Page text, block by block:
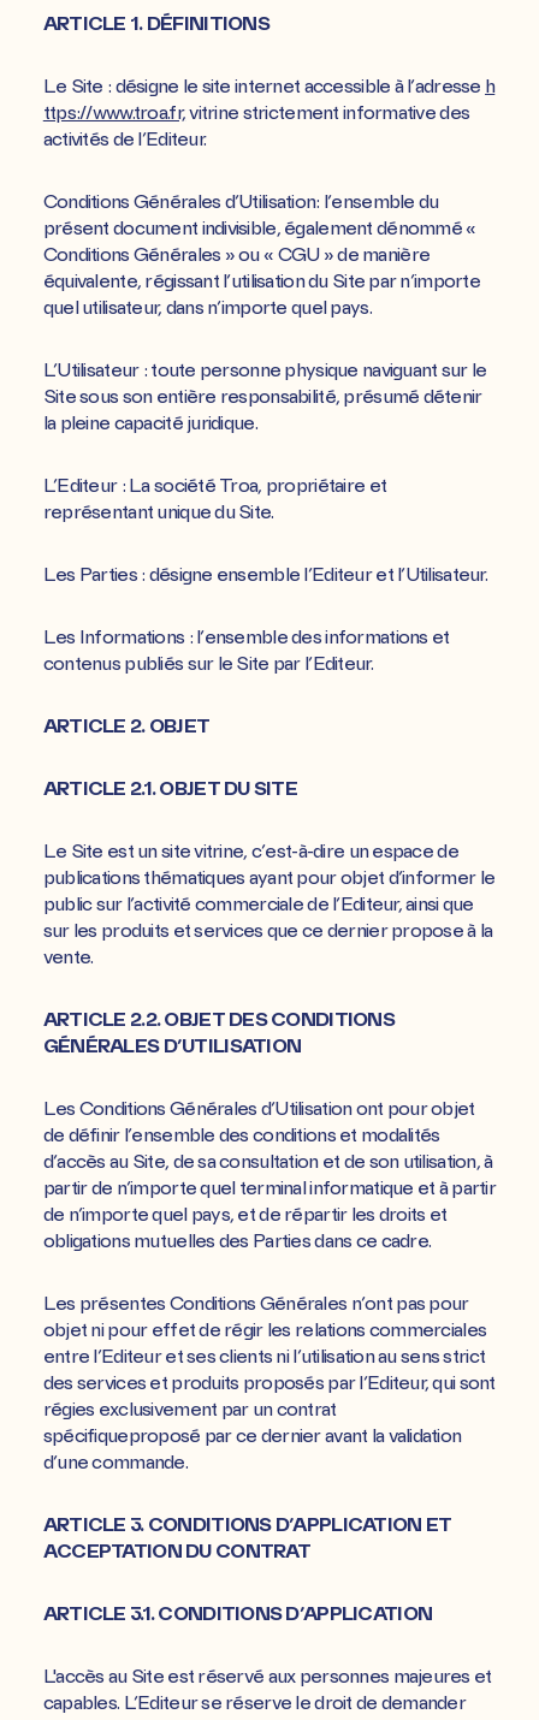
ARTICLE 1. DÉFINITIONS
Le Site : désigne le site internet accessible à l’adresse h
ttps://www.troa.fr,vitrine strictement informative des
activités de l’Editeur.
Conditions Générales d’Utilisation: l’ensemble du
présent document indivisible, également dénommé «
Conditions Générales » ou « CGU » de manière
équivalente, régissant l’utilisation du Site par n’importe
quel utilisateur, dans n’importe quel pays.
L’Utilisateur : toute personne physique naviguant sur le
Site sous son entière responsabilité, présumé détenir
la pleine capacité juridique.
L’Editeur : La société Troa, propriétaire et
représentant unique du Site.
Les Parties : désigne ensemble l’Editeur et l’Utilisateur.
Les Informations : l’ensemble des informations et
contenus publiés sur le Site par l’Editeur.
ARTICLE 2. OBJET
ARTICLE 2.1. OBJET DU SITE
Le Site est un site vitrine, c’est-à-dire un espace de
publications thématiques ayant pour objet d’informer le
public sur l’activité commerciale de l’Editeur, ainsi que
sur les produits et services que ce dernier propose à la
vente.
ARTICLE 2.2. OBJET DES CONDITIONS
GÉNÉRALES D’UTILISATION
Les Conditions Générales d’Utilisation ont pour objet
de définir l’ensemble des conditions et modalités
d’accès au Site, de sa consultation et de son utilisation, à
partir de n’importe quel terminal informatique et à partir
de n’importe quel pays, et de répartir les droits et
obligations mutuelles des Parties dans ce cadre.
Les présentes Conditions Générales n’ont pas pour
objet ni pour effet de régir les relations commerciales
entre l’Editeur et ses clients ni l’utilisation au sens strict
des services et produits proposés par l’Editeur, qui sont
régies exclusivement par un contrat
spécifiqueproposé par ce dernier avant la validation
d’une commande.
ARTICLE 3. CONDITIONS D’APPLICATION ET
ACCEPTATION DU CONTRAT
ARTICLE 3.1. CONDITIONS D’APPLICATION
L'accès au Site est réservé aux personnes majeures et
capables. L’Editeur se réserve le droit de demander